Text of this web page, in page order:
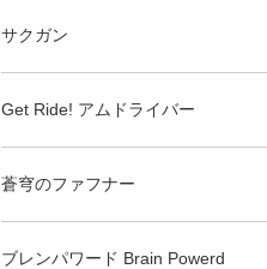
サクガン
Get Ride! アムドライバー
蒼穹のファフナー
ブレンパワード Brain Powerd